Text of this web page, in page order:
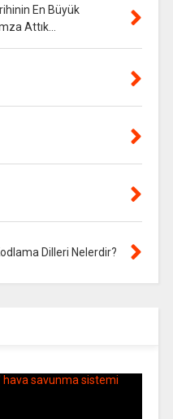
En Büyük
Attık…
Dilleri Nelerdir?